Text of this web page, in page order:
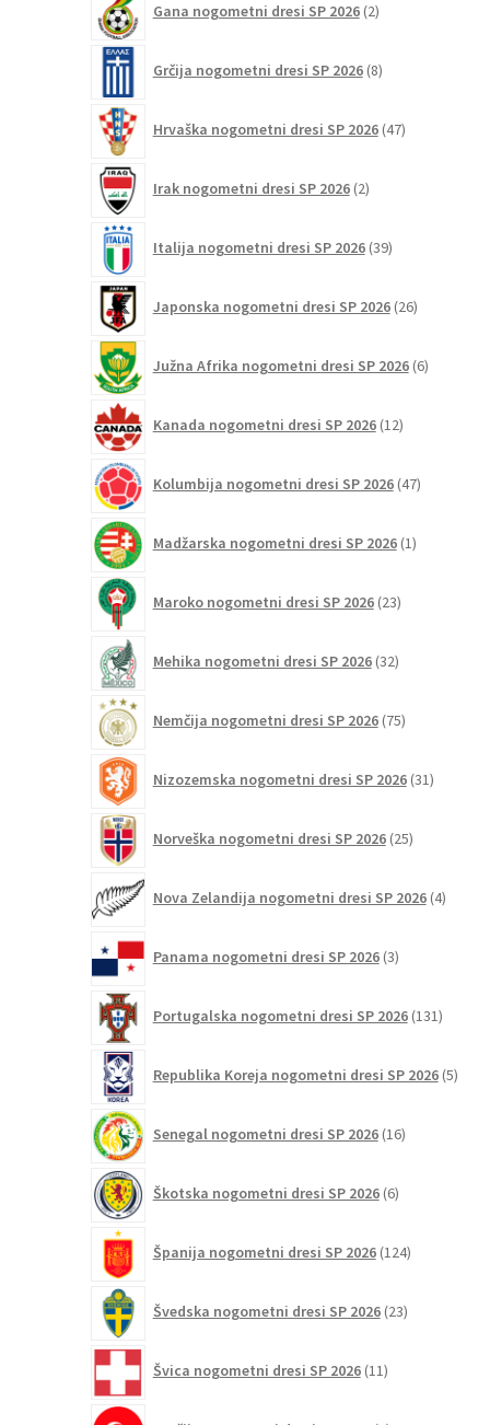
Gana nogometni dresi SP 2026 2izdelka
Grčija nogometni dresi SP 2026 8izdelkov
Hrvaška nogometni dresi SP 2026 47izdelkov
Irak nogometni dresi SP 2026 2izdelka
Italija nogometni dresi SP 2026 39izdelkov
Japonska nogometni dresi SP 2026 26izdelkov
Južna Afrika nogometni dresi SP 2026 6izdelkov
Kanada nogometni dresi SP 2026 12izdelkov
Kolumbija nogometni dresi SP 2026 47izdelkov
Madžarska nogometni dresi SP 2026 1izdelek
Maroko nogometni dresi SP 2026 23izdelkov
Mehika nogometni dresi SP 2026 32izdelkov
Nemčija nogometni dresi SP 2026 75izdelkov
Nizozemska nogometni dresi SP 2026 31izdelkov
Norveška nogometni dresi SP 2026 25izdelkov
Nova Zelandija nogometni dresi SP 2026 4izdelki
Panama nogometni dresi SP 2026 3izdelki
Portugalska nogometni dresi SP 2026 131
Republika Koreja nogometni dresi SP 2026 5
Senegal nogometni dresi SP 2026 16izdelkov
Škotska nogometni dresi SP 2026 6izdelkov
Španija nogometni dresi SP 2026 124izdelkov
Švedska nogometni dresi SP 2026 23izdelkov
Švica nogometni dresi SP 2026 11izdelkov